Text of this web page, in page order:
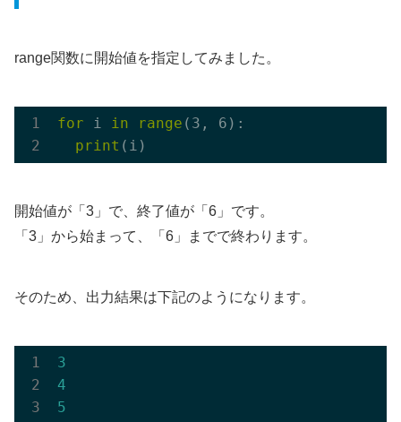
range関数に開始値を指定してみました。
for i in range (3, 6):
print
開始値が「3」で、終了値が「6」です。
「3」から始まって、「6」までで終わります。
そのため、出力結果は下記のようになります。
3
4
5